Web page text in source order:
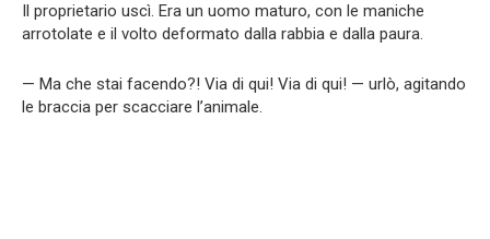
Il proprietario uscì. Era un uomo maturo, con le maniche
arrotolate e il volto deformato dalla rabbia e dalla paura.
— Ma che stai facendo?! Via di qui! Via di qui! — urlò, agitando
le braccia per scacciare l’animale.